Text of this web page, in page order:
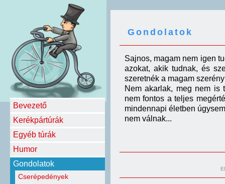
Bevezető
Kerékpártúrák
Egyéb túrák
Humor
Gondolatok
Cserépedények
Gondolatok
Sajnos, magam nem igen
azokat, akik tudnak, és
szeretnék a magam
Nem akarlak, meg nem is
nem fontos a teljes
mindennapi életben
nem válnak...